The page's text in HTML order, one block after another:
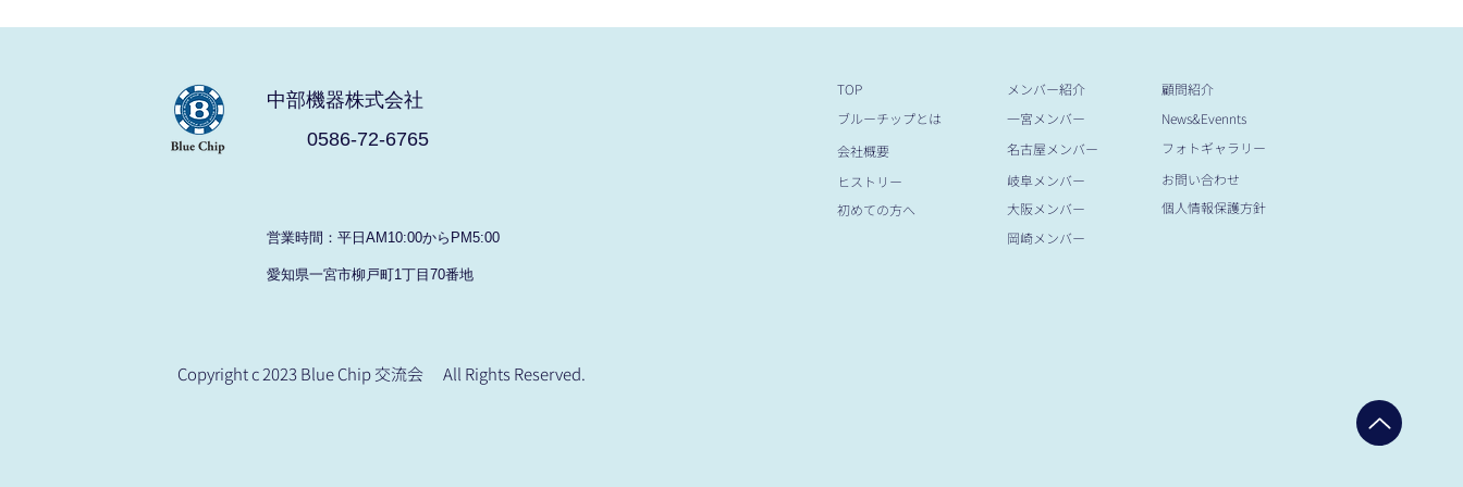
中部機器株式会社
0586-72-6765
​営業時間：平日AM10:00からPM5:00
愛知県一宮市柳戸町1丁目70番地
Copyright c 2023 Blue Chip 交流会 All Rights Reserved.
TOP
ブルーチップとは
会社概要
ヒストリー
初めての方へ
メンバー紹介
一宮メンバー
名古屋メンバー
岐阜メンバー
大阪メンバー
岡崎メンバー
​顧問紹介
News&Evennts
フォトギャラリー
お問い合わせ
​個人情報保護方針